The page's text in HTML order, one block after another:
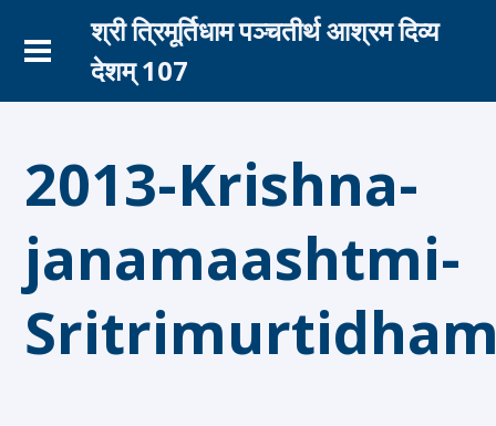
श्री त्रिमूर्तिधाम पञ्चतीर्थ आश्रम दिव्य
देशम् 107
2013-Krishna-
janamaashtmi-